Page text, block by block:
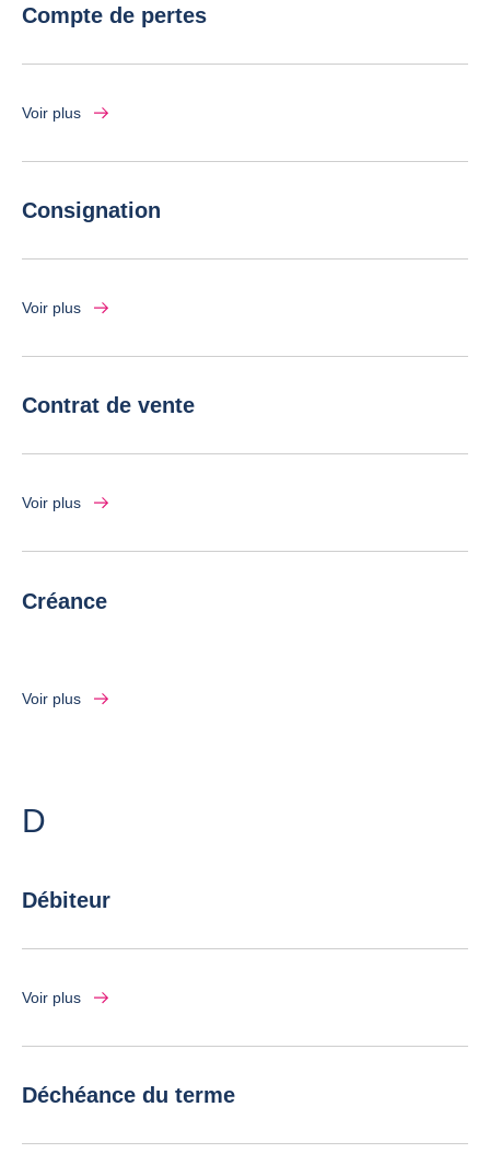
Compte de pertes
Voir plus
Consignation
Voir plus
Contrat de vente
Voir plus
Créance
Voir plus
Lettre
D
Débiteur
Voir plus
Déchéance du terme